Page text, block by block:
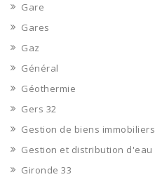
Gare
Gares
Gaz
Général
Géothermie
Gers 32
Gestion de biens immobiliers
Gestion et distribution d'eau
Gironde 33